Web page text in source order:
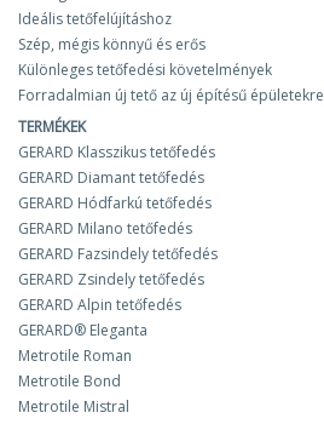
Ideális tetőfelújításhoz
Szép, mégis könnyű és erős
Különleges tetőfedési követelmények
Forradalmian új tető az új építésű épületekre
TERMÉKEK
GERARD Klasszikus tetőfedés
GERARD Diamant tetőfedés
GERARD Hódfarkú tetőfedés
GERARD Milano tetőfedés
GERARD Fazsindely tetőfedés
GERARD Zsindely tetőfedés
GERARD Alpin tetőfedés
GERARD® Eleganta
Metrotile Roman
Metrotile Bond
Metrotile Mistral